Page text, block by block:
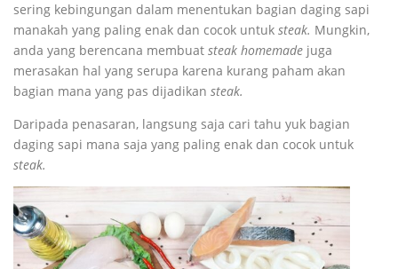
sering kebingungan dalam menentukan bagian daging sapi
manakah yang paling enak dan cocok untuk steak. Mungkin,
anda yang berencana membuat steak homemade juga
merasakan hal yang serupa karena kurang paham akan
bagian mana yang pas dijadikan steak.
Daripada penasaran, langsung saja cari tahu yuk bagian
daging sapi mana saja yang paling enak dan cocok untuk
steak.